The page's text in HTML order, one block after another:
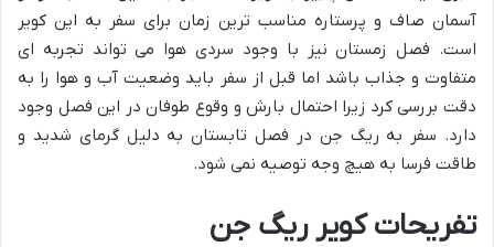
آسمان صاف و پرستاره مناسب ترین زمان برای سفر به این کویر
است. فصل زمستان نیز با وجود سردی هوا می تواند تجربه ای
متفاوت و جذاب باشد اما قبل از سفر باید وضعیت آب و هوا را به
دقت بررسی کرد زیرا احتمال بارش و وقوع طوفان در این فصل وجود
دارد. سفر به ریگ جن در فصل تابستان به دلیل گرمای شدید و
طاقت فرسا به هیچ وجه توصیه نمی شود.
تفریحات کویر ریگ جن